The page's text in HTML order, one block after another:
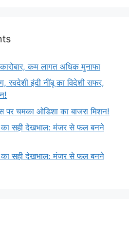
कम लागत अधिक मुनाफा
स्वदेशी इंदी नींबू का विदेशी सफर,
पर चमका ओडिशा का बाजरा मिशन!
सही देखभाल: मंजर से फल बनने
सही देखभाल: मंजर से फल बनने